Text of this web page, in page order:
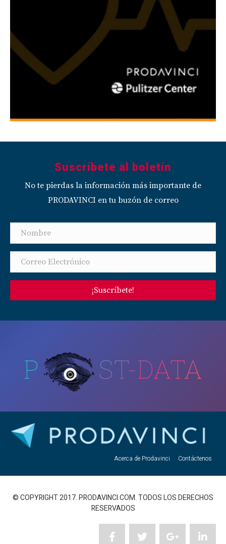
Suscríbete al boletín
No te pierdas la información más importante de
PRODAVINCI en tu buzón de correo
¡Suscríbete!
P ST-DATA
Acerca de Prodavinci Contáctenos
© COPYRIGHT 2017. PRODAVINCI.COM. TODOS LOS DERECHOS
RESERVADOS